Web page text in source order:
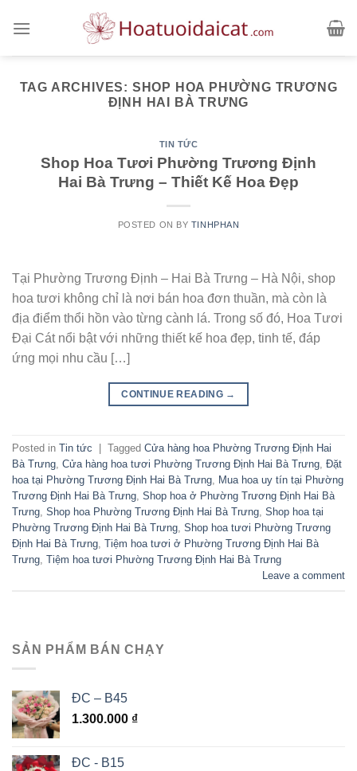
TAG ARCHIVES: SHOP HOA PHƯỜNG TRƯƠNG
ĐỊNH HAI BÀ TRƯNG
TIN TỨC
Shop Hoa Tươi Phường Trương Định
Hai Bà Trưng – Thiết Kế Hoa Đẹp
POSTED ON BY TINHPHAN
Tại Phường Trương Định – Hai Bà Trưng – Hà Nội, shop
hoa tươi không chỉ là nơi bán hoa đơn thuần, mà còn là
địa điểm thổi hồn vào từng cành lá. Trong số đó, Hoa Tươi
Đại Cát nổi bật với những thiết kế hoa đẹp, tinh tế, đáp
ứng mọi nhu cầu […]
CONTINUE READING →
Posted in Tin tức Tagged Cửa hàng hoa Phường Trương Định Hai
Bà Trưng Cửa hàng hoa tươi Phường Trương Định Hai Bà Trưng Đặt
hoa tại Phường Trương Định Hai Bà Trưng
Mua hoa uy tín tại Phường
Trương Định Hai Bà Trưng Shop hoa ở Phường Trương Định Hai Bà
Trưng Shop hoa Phường Trương Định Hai Bà Trưng Shop hoa tại
Phường Trương Định Hai Bà Trưng Shop hoa tươi Phường Trương
Định Hai Bà Trưng Tiệm hoa tươi ở Phường Trương Định Hai Bà
Trưng Tiệm hoa tươi Phường Trương Định Hai Bà Trưng
Leave a comment
SẢN PHẨM BÁN CHẠY
ĐC – B45
1.300.000 ₫
ĐC - B15